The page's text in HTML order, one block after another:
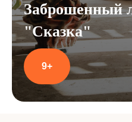
Заброшенный
"Сказка"
9+